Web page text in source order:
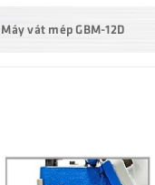
Máy vát mép GBM-12D